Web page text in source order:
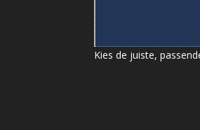
Kies de juiste,